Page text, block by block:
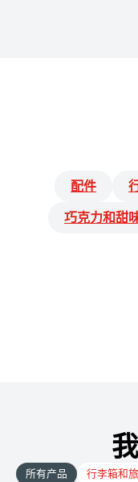
配件
巧克力和甜
所有产品 行李箱和